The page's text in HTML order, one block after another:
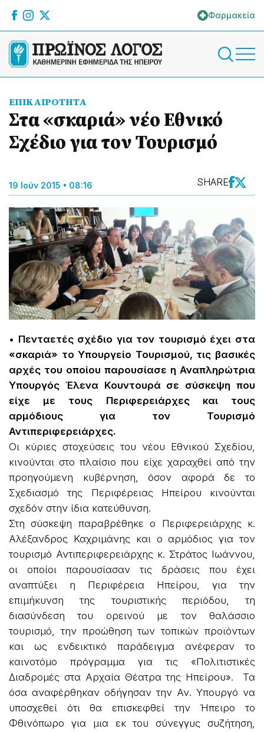
Φαρμακεία
ΕΠΙΚΑΙΡΟΤΗΤΑ
Στα «σκαριά» νέο Εθνικό
Σχέδιο για τον Τουρισμό
19 Ιούν 2015 • 08:16 SHARE
• Πενταετές σχέδιο για τον τουρισμό έχει στα
«σκαριά» το Υπουργείο Τουρισμού, τις βασικές
αρχές του οποίου παρουσίασε η Αναπληρώτρια
Υπουργός Έλενα Κουντουρά σε σύσκεψη που
είχε με τους Περιφερειάρχες και τους
αρμόδιους για τον Τουρισμό
Αντιπεριφερειάρχες.
Οι κύριες στοχεύσεις του νέου Εθνικού Σχεδίου,
κινούνται στο πλαίσιο που είχε χαραχθεί από την
προηγούμενη κυβέρνηση, όσον αφορά δε το
Σχεδιασμό της Περιφέρειας Ηπείρου κινούνται
σχεδόν στην ίδια κατεύθυνση.
Στη σύσκεψη παραβρέθηκε ο Περιφερειάρχης κ.
Αλέξανδρος Καχριμάνης και ο αρμόδιος για τον
τουρισμό Αντιπεριφερειάρχης κ. Στράτος Ιωάννου,
οι οποίοι παρουσίασαν τις δράσεις που έχει
αναπτύξει η Περιφέρεια Ηπείρου, για την
επιμήκυνση της τουριστικής περιόδου, τη
διασύνδεση του ορεινού με τον θαλάσσιο
τουρισμό, την προώθηση των τοπικών προϊόντων
και ως ενδεικτικό παράδειγμα ανέφεραν το
καινοτόμο πρόγραμμα για τις «Πολιτιστικές
Διαδρομές στα Αρχαία Θέατρα της Ηπείρου». Τα
όσα αναφέρθηκαν οδήγησαν την Αν. Υπουργό να
υποσχεθεί ότι θα επισκεφθεί την Ήπειρο το
Φθινόπωρο για μια εκ του σύνεγγυς συζήτηση,